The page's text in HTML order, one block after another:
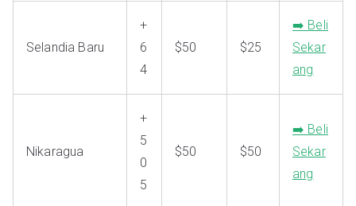
Selandia Baru
+
6
4
$50 $25
➡️ Beli
Sekar
ang
Nikaragua
+
5
0
5
$50 $50
➡️ Beli
Sekar
ang